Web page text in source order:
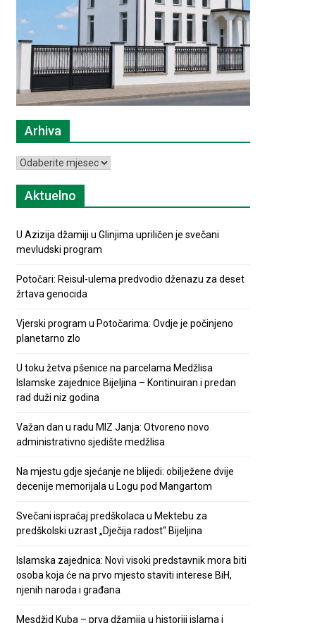
Arhiva
Arhiva
Aktuelno
U Azizija džamiji u Glinjima upriličen je svečani
mevludski program
Potočari: Reisul-ulema predvodio dženazu za deset
žrtava genocida
Vjerski program u Potočarima: Ovdje je počinjeno
planetarno zlo
U toku žetva pšenice na parcelama Medžlisa
Islamske zajednice Bijeljina – Kontinuiran i predan
rad duži niz godina
Važan dan u radu MIZ Janja: Otvoreno novo
administrativno sjedište medžlisa
Na mjestu gdje sjećanje ne blijedi: obilježene dvije
decenije memorijala u Logu pod Mangartom
Svečani ispraćaj predškolaca u Mektebu za
predškolski uzrast „Dječija radost“ Bijeljina
Islamska zajednica: Novi visoki predstavnik mora biti
osoba koja će na prvo mjesto staviti interese BiH,
njenih naroda i građana
Mesdžid Kuba – prva džamija u historiji islama i